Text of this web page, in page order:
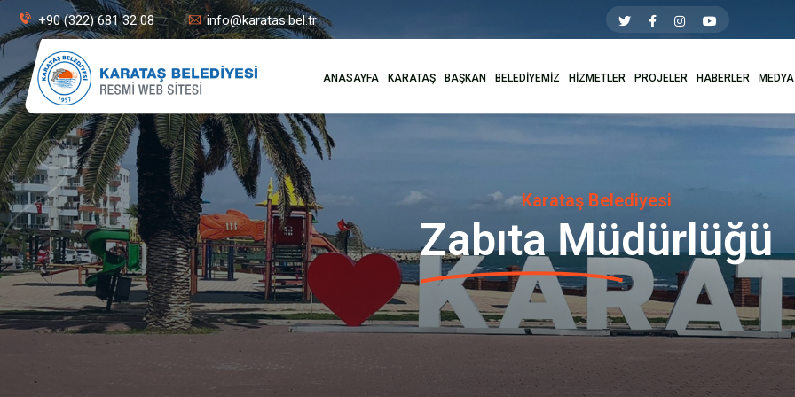
+90 (322) 681 32 08 info@karatas.bel.tr
ANASAYFA KARATAŞ BAŞKAN BELEDİYEMİZ HİZMETLER PROJELER HABERLER MEDYA
Karataş Belediyesi
Zabıta Müdürlüğü